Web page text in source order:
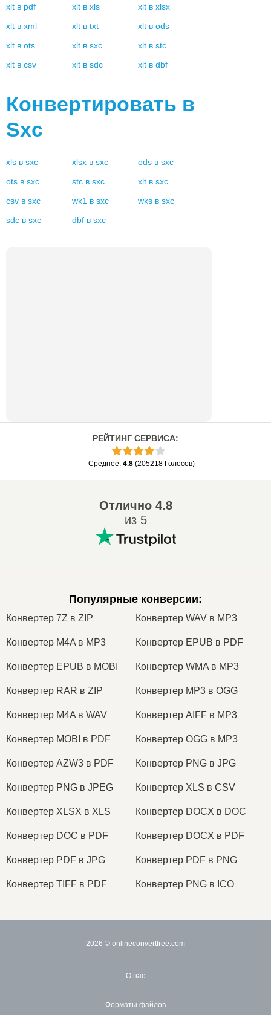
xlt в pdf xlt в xls xlt в xlsx
xlt в xml xlt в txt xlt в ods
xlt в ots xlt в sxc xlt в stc
xlt в csv xlt в sdc xlt в dbf
Конвертировать в
Sxc
xls в sxc xlsx в sxc ods в sxc
ots в sxc stc в sxc xlt в sxc
csv в sxc wk1 в sxc wks в sxc
sdc в sxc dbf в sxc
РЕЙТИНГ СЕРВИСА:
Среднее: 4.8 (205218 Голосов)
Отлично4.8
из 5
Популярные конверсии:
Конвертер 7Z в ZIP Конвертер WAV в MP3
Конвертер M4A в MP3 Конвертер EPUB в PDF
Конвертер EPUB в MOBI Конвертер WMA в MP3
Конвертер RAR в ZIP Конвертер MP3 в OGG
Конвертер M4A в WAV Конвертер AIFF в MP3
Конвертер MOBI в PDF Конвертер OGG в MP3
Конвертер AZW3 в PDF Конвертер PNG в JPG
Конвертер PNG в JPEG Конвертер XLS в CSV
Конвертер XLSX в XLS Конвертер DOCX в DOC
Конвертер DOC в PDF Конвертер DOCX в PDF
Конвертер PDF в JPG Конвертер PDF в PNG
Конвертер TIFF в PDF Конвертер PNG в ICO
2026 © onlineconvertfree.com
О нас
Форматы файлов